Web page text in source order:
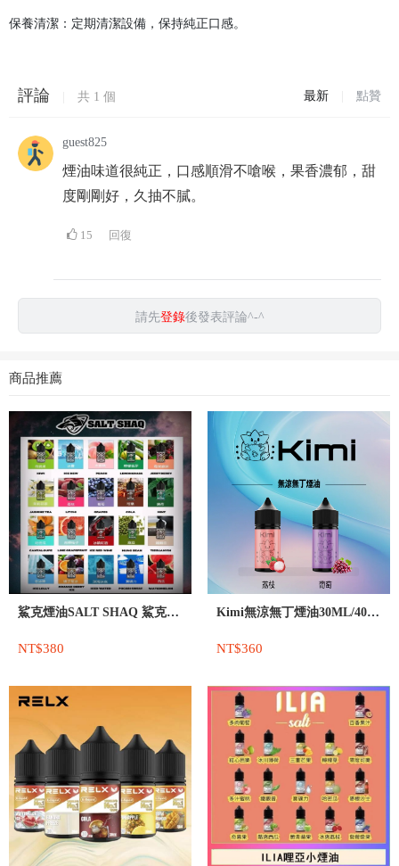
保養清潔：定期清潔設備，保持純正口感。
評論 共 1 個 最新 點贊
guest825
煙油味道很純正，口感順滑不嗆喉，果香濃郁，甜
度剛剛好，久抽不膩。
15 回復
請先登錄後發表評論^-^
商品推薦
鯊克煙油SALT SHAQ 鯊克尼電子煙
NT$380
Kimi無涼無丁煙油30ML/40MG
NT$360